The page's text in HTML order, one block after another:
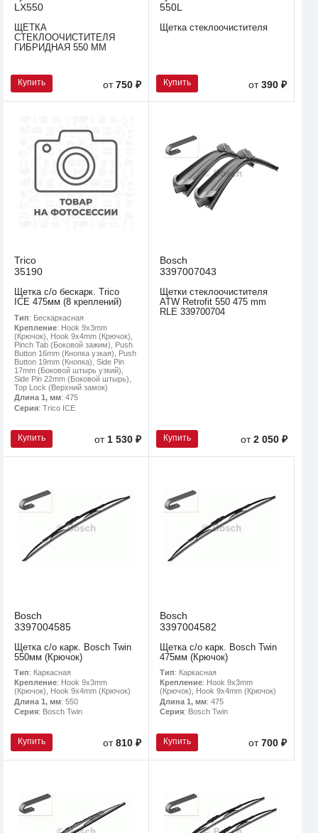
LX550
ЩЕТКА
СТЕКЛООЧИСТИТЕЛЯ
ГИБРИДНАЯ 550 ММ
Купить от750 ₽
550L
Щетка стеклоочистителя
Купить от390 ₽
Trico
35190
Щетка с/о бескарк. Trico
ICE 475мм (8 креплений)
Тип: Бескаркасная
Крепление: Hook 9x3mm
(Крючок), Hook 9x4mm (Крючок),
Pinch Tab (Боковой зажим), Push
Button 16mm (Кнопка узкая), Push
Button 19mm (Кнопка), Side Pin
17mm (Боковой штырь узкий),
Side Pin 22mm (Боковой штырь),
Top Lock (Верхний замок)
Длина 1, мм: 475
Серия: Trico ICE
Купить от 1 530 ₽
Bosch
3397007043
Щетки стеклоочистителя
ATW Retrofit 550 475 mm
RLE 339700704
Купить от2 050 ₽
Bosch
3397004585
Щетка с/о карк. Bosch Twin
550мм (Крючок)
Тип: Каркасная
Крепление: Hook 9x3mm
(Крючок), Hook 9x4mm (Крючок)
Длина 1, мм: 550
Серия: Bosch Twin
Купить от810 ₽
Bosch
3397004582
Щетка с/о карк. Bosch Twin
475мм (Крючок)
Тип: Каркасная
Крепление: Hook 9x3mm
(Крючок), Hook 9x4mm (Крючок)
Длина 1, мм: 475
Серия: Bosch Twin
Купить от700 ₽